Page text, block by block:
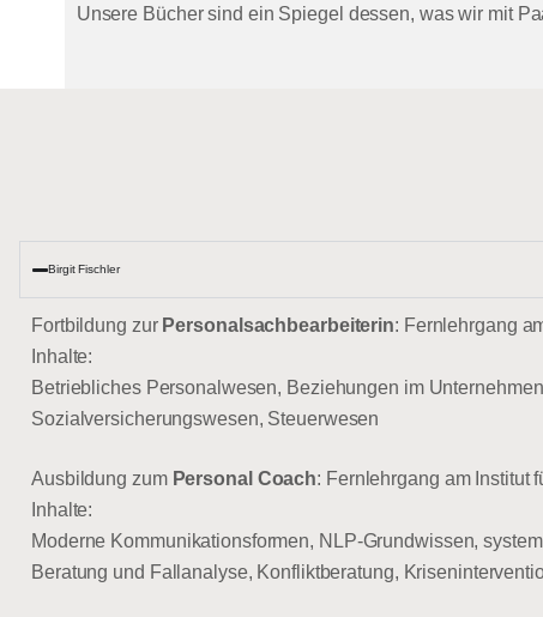
Unsere Bücher sind ein Spiegel dessen, was wir mit
Birgit Fischler
Fortbildung zur Personalsachbearbeiterin: Fernlehrgang
Inhalte:
Betriebliches Personalwesen, Beziehungen im
Sozialversicherungswesen, Steuerwesen
Ausbildung zum Personal Coach: Fernlehrgang am Institut
Inhalte:
Moderne Kommunikationsformen, NLP-Grundwissen,
Beratung und Fallanalyse, Konfliktberatung,